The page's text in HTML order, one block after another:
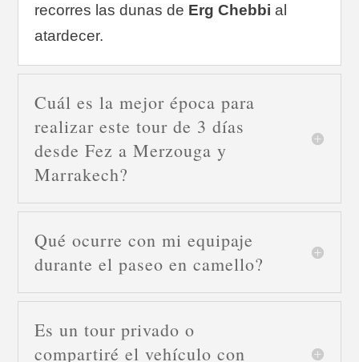
recorres las dunas de Erg Chebbi al
atardecer.
Cuál es la mejor época para
realizar este tour de 3 días
desde Fez a Merzouga y
Marrakech?
Qué ocurre con mi equipaje
durante el paseo en camello?
Es un tour privado o
compartiré el vehículo con